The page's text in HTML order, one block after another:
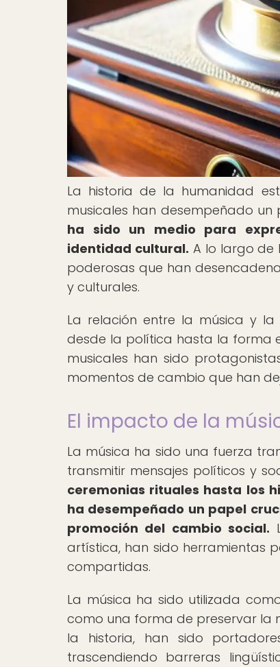
La historia de la humanidad
musicales han desempeñado
ha sido un medio para
identidad cultural. A lo largo de
poderosas que han
y culturales.
La relación entre la música y
desde la política hasta la forma
musicales han sido
momentos de cambio que han
El impacto de la
La música ha sido una fuerza
transmitir mensajes políticos y
ceremonias rituales hasta los
ha desempeñado un papel
promoción del cambio social.
artística, han sido herramientas
compartidas.
La música ha sido utilizada
como una forma de preservar la
la historia, han sido
trascendiendo barreras